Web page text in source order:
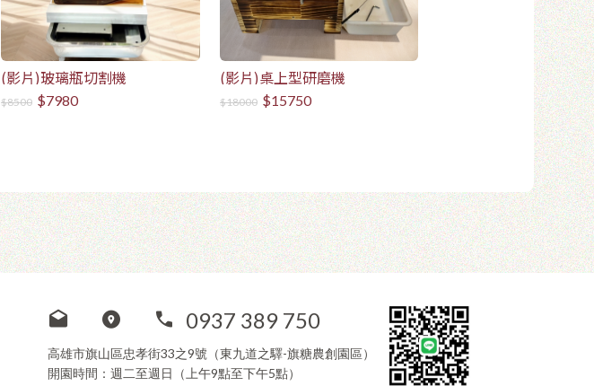
(影片)玻璃瓶切割機
$8500 $7980
(影片)桌上型研磨機
$18000 $15750
0937 389 750
高雄市旗山區忠孝街33之9號（東九道之驛-旗糖農創園區）
開園時間：週二至週日（上午9點至下午5點）